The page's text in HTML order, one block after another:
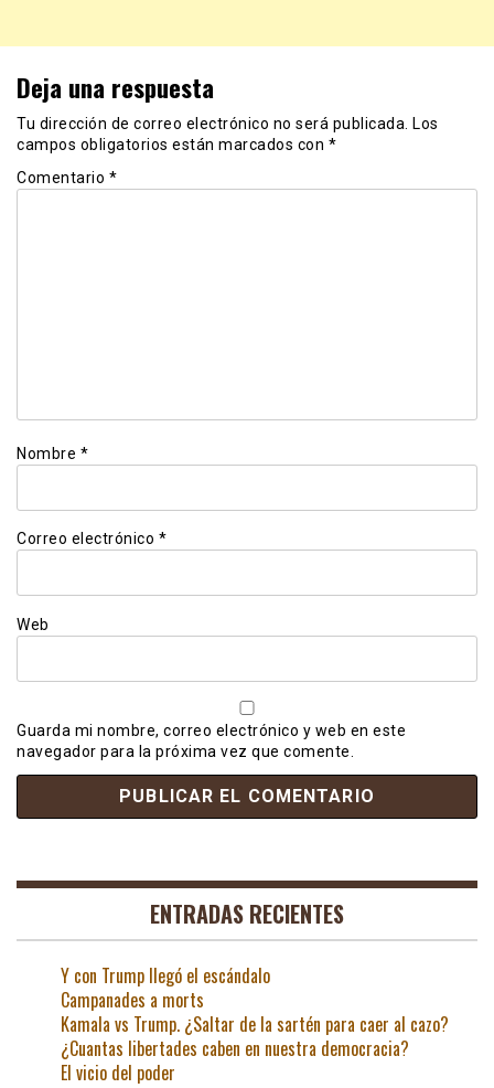
Deja una respuesta
Tu dirección de correo electrónico no será publicada.
Los
campos obligatorios están marcados con *
Comentario *
Nombre *
Correo electrónico *
Web
Guarda mi nombre, correo electrónico y web en este
navegador para la próxima vez que comente.
ENTRADAS RECIENTES
Y con Trump llegó el escándalo
Campanades a morts
Kamala vs Trump. ¿Saltar de la sartén para caer al cazo?
¿Cuantas libertades caben en nuestra democracia?
El vicio del poder